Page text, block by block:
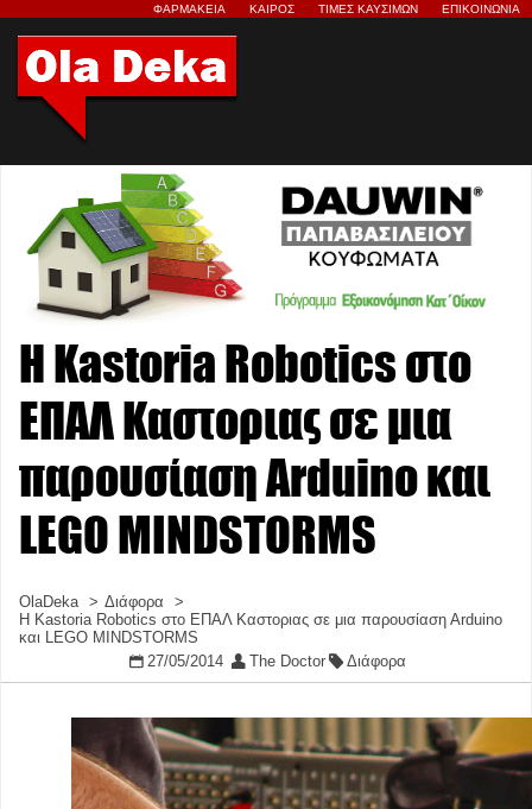
ΦΑΡΜΑΚΕΙΑ ΚΑΙΡΟΣ ΤΙΜΕΣ ΚΑΥΣΙΜΩΝ ΕΠΙΚΟΙΝΩΝΙΑ
H Kastoria Robotics στο
ΕΠΑΛ Καστοριας σε μια
παρουσίαση Αrduino και
LEGO MINDSTORMS
OlaDeka
Διάφορα
H Kastoria Robotics στο ΕΠΑΛ Καστοριας σε μια παρουσίαση Αrduino
και LEGO MINDSTORMS
27/05/2014
The Doctor Διάφορα